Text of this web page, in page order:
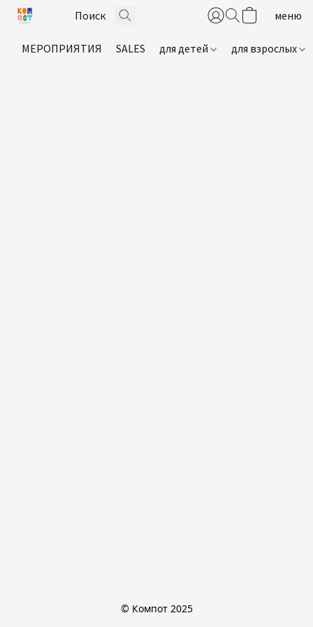
МЕРОПРИЯТИЯ SALES для детей для взрослых
© Компот 2025